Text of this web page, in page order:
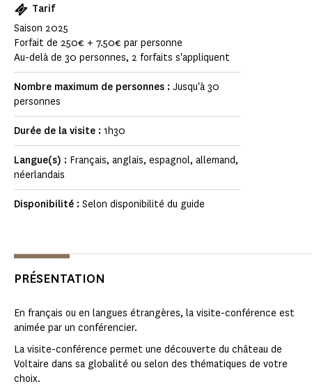
Tarif
Saison 2025
Forfait de 250€ + 7.50€ par personne
Au-delà de 30 personnes, 2 forfaits s'appliquent
Nombre maximum de personnes : Jusqu'à 30
personnes
Durée de la visite : 1h30
Langue(s) : Français, anglais, espagnol, allemand,
néerlandais
Disponibilité : Selon disponibilité du guide
PRÉSENTATION
En français ou en langues étrangères, la visite-conférence est
animée par un conférencier.
La visite-conférence permet une découverte du château de
Voltaire dans sa globalité ou selon des thématiques de votre
choix.